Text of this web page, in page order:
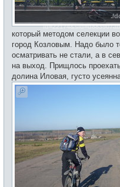
./
который методом селекции
город Козловым. Надо было
осматривать не стали, а в
на выход. Прищлось
долина Иловая, густо